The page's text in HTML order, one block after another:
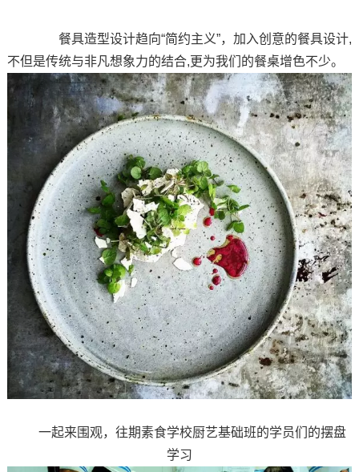
餐具造型设计趋向“简约主义”，加入创意的餐具设计,
不但是传统与非凡想象力的结合,更为我们的餐桌增色不少。
一起来围观，往期素食学校厨艺基础班的学员们的摆盘
学习